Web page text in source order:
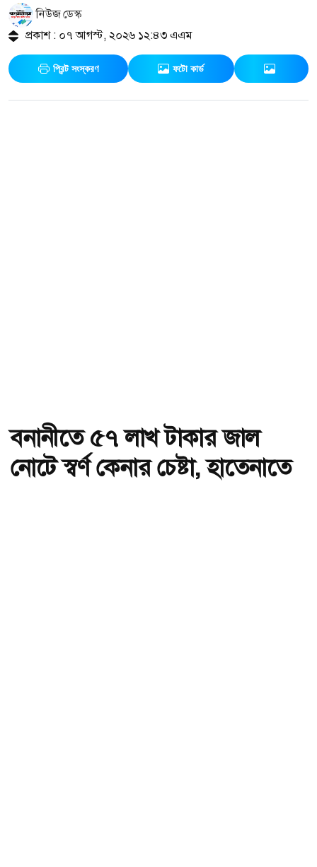
নিউজ ডেস্ক
প্রকাশ : ০৭ আগস্ট, ২০২৬ ১২:৪৩ এএম
প্রিন্ট সংস্করণ ফটো কার্ড
বনানীতে ৫৭ লাখ টাকার জাল
নোটে স্বর্ণ কেনার চেষ্টা, হাতেনাতে